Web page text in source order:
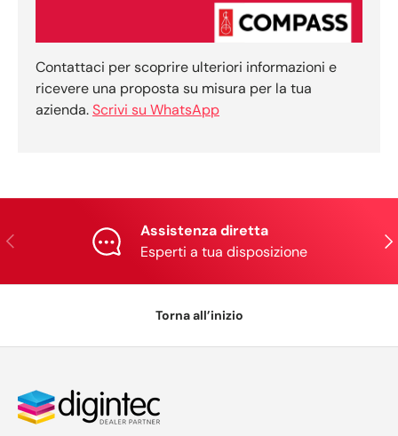
Contattaci per scoprire ulteriori informazioni e
ricevere una proposta su misura per la tua
azienda.Scrivi su WhatsApp
Indietro
Assistenza diretta
Esperti a tua disposizione
Torna all’inizio